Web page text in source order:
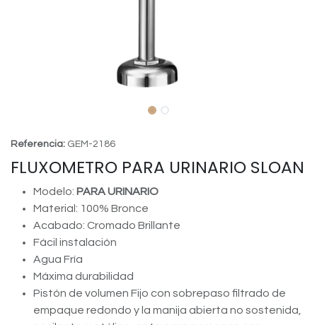
Referencia: GEM-2186
FLUXOMETRO PARA URINARIO SLOAN
Modelo: PARA URINARIO
Material: 100% Bronce
Acabado: Cromado Brillante
Fácil instalación
Agua Fría
Máxima durabilidad
Pistón de volumen Fijo con sobrepaso filtrado de
empaque redondo y la manija abierta no sostenida,